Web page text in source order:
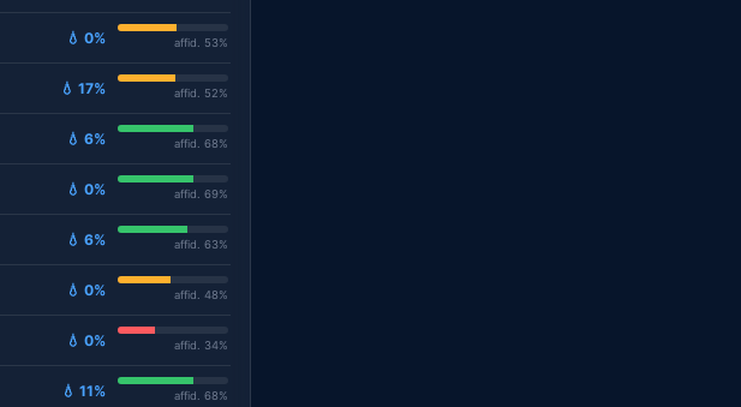
💧 0% affid. 53%
💧 17% affid. 52%
💧 6% affid. 68%
💧 0% affid. 69%
💧 6% affid. 63%
💧 0% affid. 48%
💧 0% affid. 34%
💧 11% affid. 68%